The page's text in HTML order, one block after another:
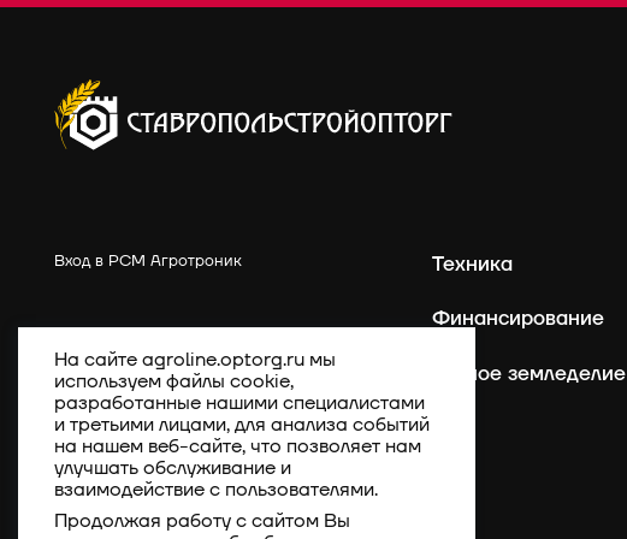
Вход в РСМ Агротроник
Техника
Финансирование
Точное земледелие
На сайте agroline.optorg.ru мы
используем файлы cookie,
разработанные нашими специалистами
и третьими лицами, для анализа событий
на нашем веб-сайте, что позволяет нам
улучшать обслуживание и
взаимодействие с пользователями.
Продолжая работу с сайтом Вы